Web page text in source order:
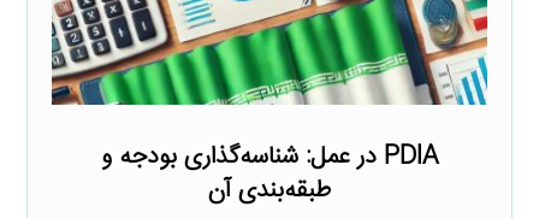
PDIA در عمل: شناسه‌گذاری بودجه و
طبقه‌بندی آن